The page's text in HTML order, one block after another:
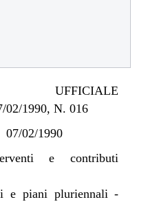
UFFICIALE
02/1990, N. 016
07/02/1990
e contributi
e piani pluriennali -